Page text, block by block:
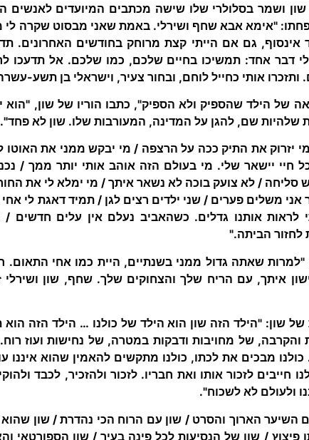
ושמר בסלולרי שלו שישה מכתבים המיועדים לאנשים
"אימא אבא שחף ושירלי. באמת שאני מבסוט שקרה
גם אם הייתי קצת מרוחק בחודשים האחרונים.
לי דבר אחד: תמשיכו בחיים שלכם, כמו שלכם. אל תדעכו
ותזכרו אותי כחייל לוחם, ובחור צעיר, וישראלי בן תשע-
של הילד שהספיק ולא הספיק", כתבו הוריו של שון,
שלהיות שם, להגן על המדינה, המעורבות שלו. שון לא פחד".
יזרוק את התיק ככה על הרצפה / מי יבקש ממני את האוטו
חיי יישאר שלי. מי בעולם הזה אוהב אותי יותר ממך /
סליחה / לא צועק בוכה לא נשאר איתך / מי ימלא לי את
אני משלים פערים / שני ילדים רצים לגן / תמיד דאגת לי
אותנו גדלים. כשהאביב נעלם אין עלים חדשים /
הביתה."
שאתה גדול ממני בשנתיים, היית כמו אחי התאום.
איתך, עם הריח שלך והצחוקים שלך. שחף, שון
שון: "הילד הזה שון הוא הילד של כולנו … הילד הזה הוא
של מחויבות ודבקות במטרה, של נחישות ועוז
מבכים את לכתו, כולנו מתקשים להאמין שהוא איננו
חייבים לזכור אותו ואת חבריו. לזכור ולהזכיר, לכבד
ולעולם לא לשכוח".
השיער הארוך והסרט / שון עם הרוח הכי נהדרת / שון
פיצוץ / שון של הנסיעות לכל פינה בעיר / שון הספורטאי